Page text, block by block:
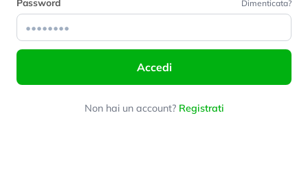
Dimenticata?
Accedi
Non hai un account? Registrati